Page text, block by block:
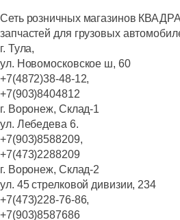
Сеть розничных магазинов
запчастей для грузовых
г. Тула,
ул. Новомосковское ш, 60
+7(4872)38-48-12,
+7(903)8404812
г. Воронеж, Склад-1
ул. Лебедева 6.
+7(903)8588209,
+7(473)2288209
г. Воронеж, Склад-2
ул. 45 стрелковой дивизии, 234
+7(473)228-76-86,
+7(903)8587686